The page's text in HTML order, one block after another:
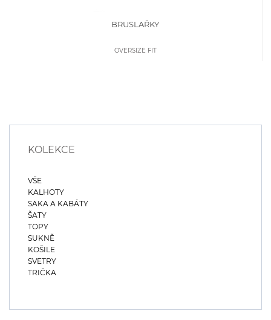
BRUSLAŘKY
OVERSIZE FIT
KOLEKCE
VŠE
KALHOTY
SAKA A KABÁTY
ŠATY
TOPY
SUKNĚ
KOŠILE
SVETRY
TRIČKA